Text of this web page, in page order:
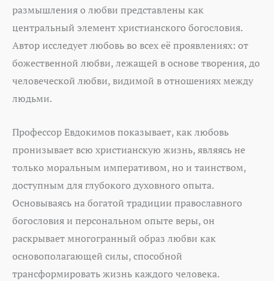
размышления о любви представлены как
центральный элемент христианского богословия.
Автор исследует любовь во всех её проявлениях: от
божественной любви, лежащей в основе творения, до
человеческой любви, видимой в отношениях между
людьми.
Профессор Евдокимов показывает, как любовь
пронизывает всю христианскую жизнь, являясь не
только моральным императивом, но и таинством,
доступным для глубокого духовного опыта.
Основываясь на богатой традиции православного
богословия и персональном опыте веры, он
раскрывает многогранный образ любви как
основополагающей силы, способной
трансформировать жизнь каждого человека.